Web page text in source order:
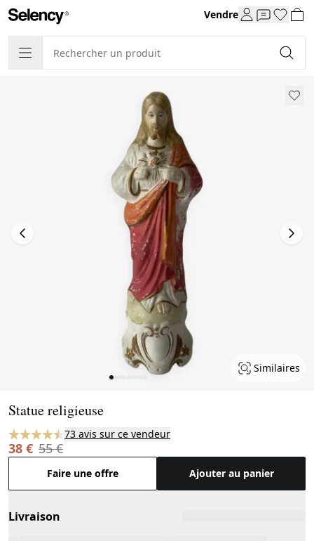
Vendre
Similaires
Statue religieuse
73 avis sur ce vendeur
38 € 55 €
Faire une offre Ajouter au panier
Livraison